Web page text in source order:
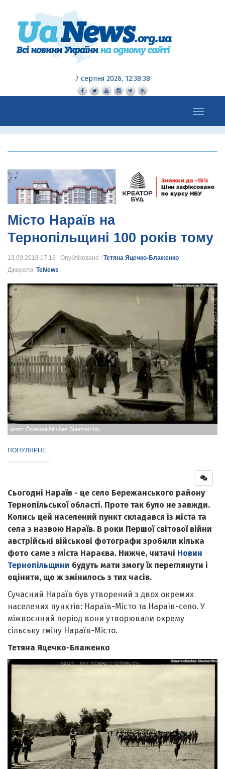
7 серпня 2026, 12:38:41
Toggle
navigation
Місто Нараїв на
Тернопільщині 100 років тому
13.09.2018 17:13 Опубліковано : Тетяна Яцечко-Блаженко
Джерело: TeNews
Фото: Österreichisches Staatsarchiv
ПОПУЛЯРНЕ
Сьогодні Нараїв - це село Бережанського району
Тернопільської області. Проте так було не завжди.
Колись цей населений пункт складався із міста та
села з назвою Нараїв. В роки Першої світової війни
австрійські військові фотографи зробили кілька
фото саме з міста Нараєва. Нижче, читачі Новин
Тернопільщини будуть мати змогу їх переглянути і
оцінити, що ж змінилось з тих часів.
Сучасний Нараїв був утворений з двох окремих
населених пунктів: Нараїв-Місто та Нараїв-село. У
міжвоєнний період вони утворювали окрему
сільську гміну Нараїв-Місто.
Тетяна Яцечко-Блаженко